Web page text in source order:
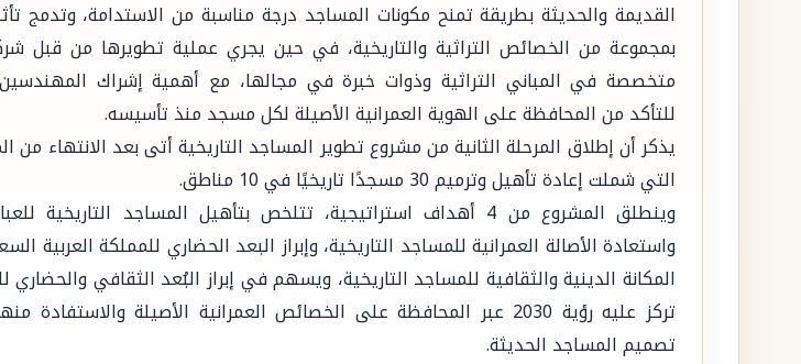
القديمة والحديثة بطريقة تمنح مكونات المساجد درجة مناسبة من الاستدامة، وتدمج
بمجموعة من الخصائص التراثية والتاريخية، في حين يجري عملية تطويرها من قبل
متخصصة في المباني التراثية وذوات خبرة في مجالها، مع أهمية إشراك
للتأكد من المحافظة على الهوية العمرانية الأصيلة لكل مسجد منذ تأسيسه.
يذكر أن إطلاق المرحلة الثانية من مشروع تطوير المساجد التاريخية أتى بعد الانتهاء من
التي شملت إعادة تأهيل وترميم 30 مسجدًا تاريخيًا في 10 مناطق.
وينطلق المشروع من 4 أهداف استراتيجية، تتلخص بتأهيل المساجد التاريخية
واستعادة الأصالة العمرانية للمساجد التاريخية، وإبراز البعد الحضاري للمملكة العربية
المكانة الدينية والثقافية للمساجد التاريخية، ويسهم في إبراز البُعد الثقافي والحضاري
تركز عليه رؤية 2030 عبر المحافظة على الخصائص العمرانية الأصيلة
تصميم المساجد الحديثة.